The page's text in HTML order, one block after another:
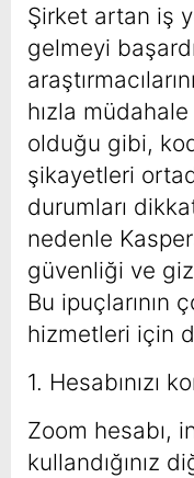
Şirket artan iş
gelmeyi
hızla
olduğu gibi,
şikayetleri
durumları
nedenle
güvenliği ve
Bu ipuçlarının
hizmetleri için
1. Hesabınızı
Zoom hesabı,
kullandığınız